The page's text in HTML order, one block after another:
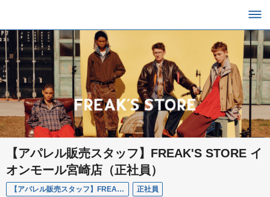
【アパレル販売スタッフ】FREAK'S STORE イ
オンモール宮崎店（正社員）
【アパレル販売スタッフ】FREAK'S STORE イオンモール宮崎店（正社員） 正社員